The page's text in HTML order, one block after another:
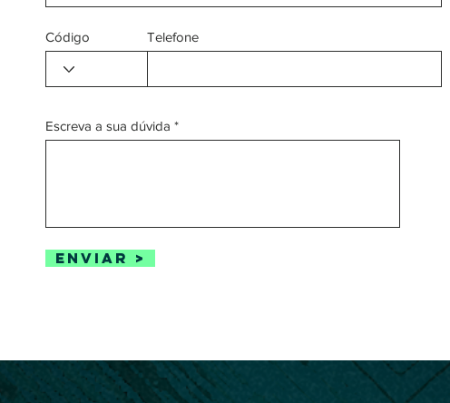
Código Telefone
Escreva a sua dúvida
Enviar >